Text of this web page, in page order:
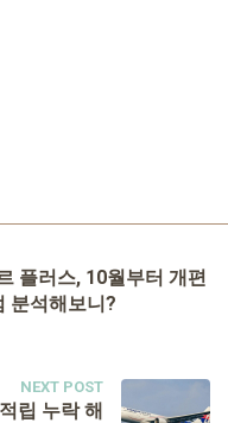
플러스, 10월부터 개편
분석해보니?
NEXT POST
립 누락 해